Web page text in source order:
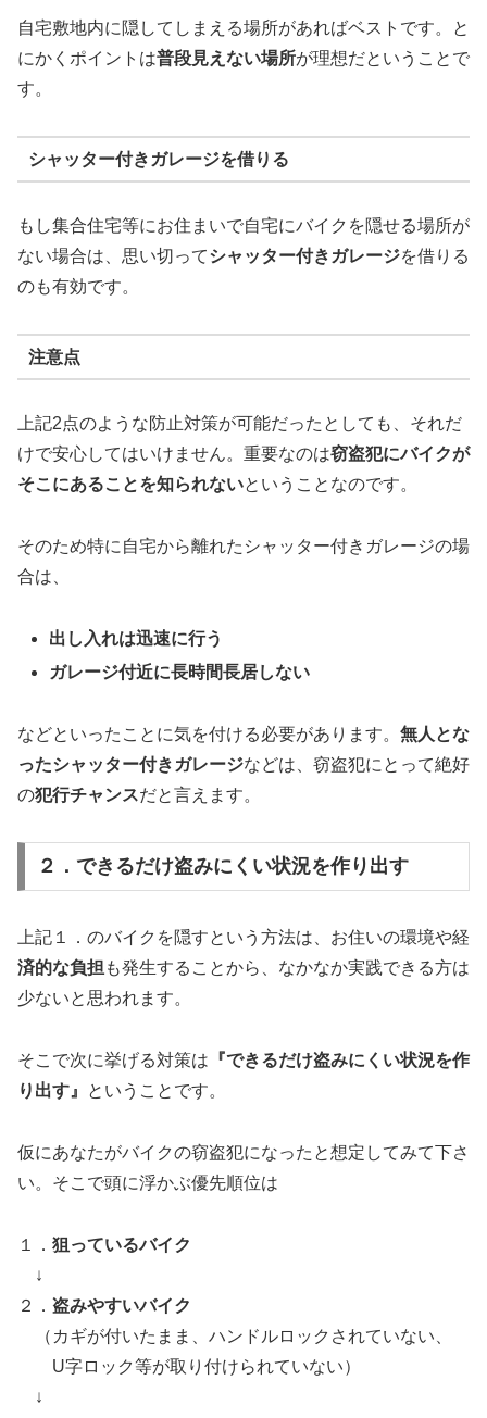
自宅敷地内に隠してしまえる場所があればベストです。と
にかくポイントは普段見えない場所が理想だということで
す。
シャッター付きガレージを借りる
もし集合住宅等にお住まいで自宅にバイクを隠せる場所が
ない場合は、思い切ってシャッター付きガレージを借りる
のも有効です。
注意点
上記2点のような防止対策が可能だったとしても、それだ
けで安心してはいけません。重要なのは窃盗犯にバイクが
そこにあることを知られないということなのです。
そのため特に自宅から離れたシャッター付きガレージの場
合は、
出し入れは迅速に行う
ガレージ付近に長時間長居しない
などといったことに気を付ける必要があります。 無人とな
ったシャッター付きガレージなどは、窃盗犯にとって絶好
の犯行チャンスだと言えます。
２．できるだけ盗みにくい状況を作り出す
上記１．のバイクを隠すという方法は、お住いの環境や経
済的な負担 も発生することから、なかなか実践できる方は
少ないと思われます。
そこで次に挙げる対策は 『できるだけ盗みにくい状況を作
り出す』
ということです。
仮にあなたがバイクの窃盗犯になったと想定してみて下さ
い。そこで頭に浮かぶ優先順位は
１． 狙っているバイク
↓
２． 盗みやすいバイク
（カギが付いたまま、ハンドルロックされていない、
U字ロック等が取り付けられていない）
↓